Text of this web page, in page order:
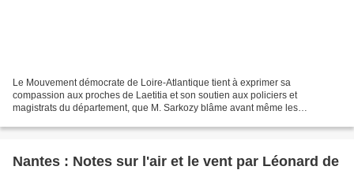
Le Mouvement démocrate de Loire-Atlantique tient à exprimer sa
compassion aux proches de Laetitia et son soutien aux policiers et
magistrats du département, que M. Sarkozy blâme avant même les
Nantes : Notes sur l'air et le vent par Léonard de